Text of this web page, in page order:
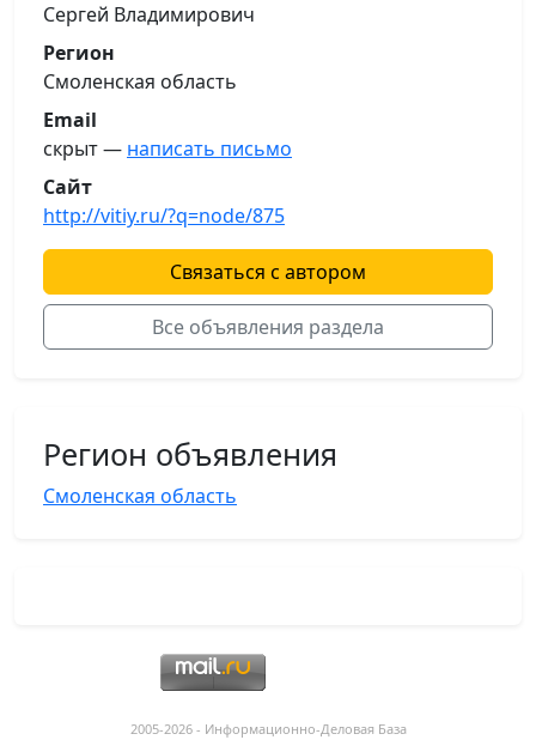
Сергей Владимирович
Регион
Смоленская область
Email
скрыт — написать письмо
Сайт
http://vitiy.ru/?q=node/875
Связаться с автором
Все объявления раздела
Регион объявления
Смоленская область
2005-2026 - Информационнo-Деловая База